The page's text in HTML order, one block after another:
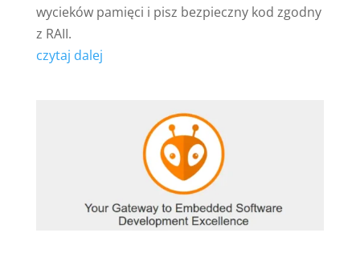
wycieków pamięci i pisz bezpieczny kod zgodny
z RAII.
czytaj dalej